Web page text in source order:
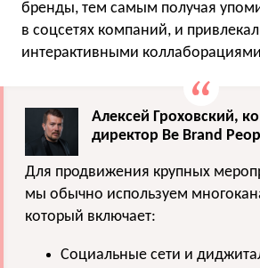
бренды, тем самым получая
в соцсетях компаний, и
интерактивными
Алексей Гроховский,
директор Be Brand
Для продвижения крупных
мы обычно используем
который включает:
Социальные сети и